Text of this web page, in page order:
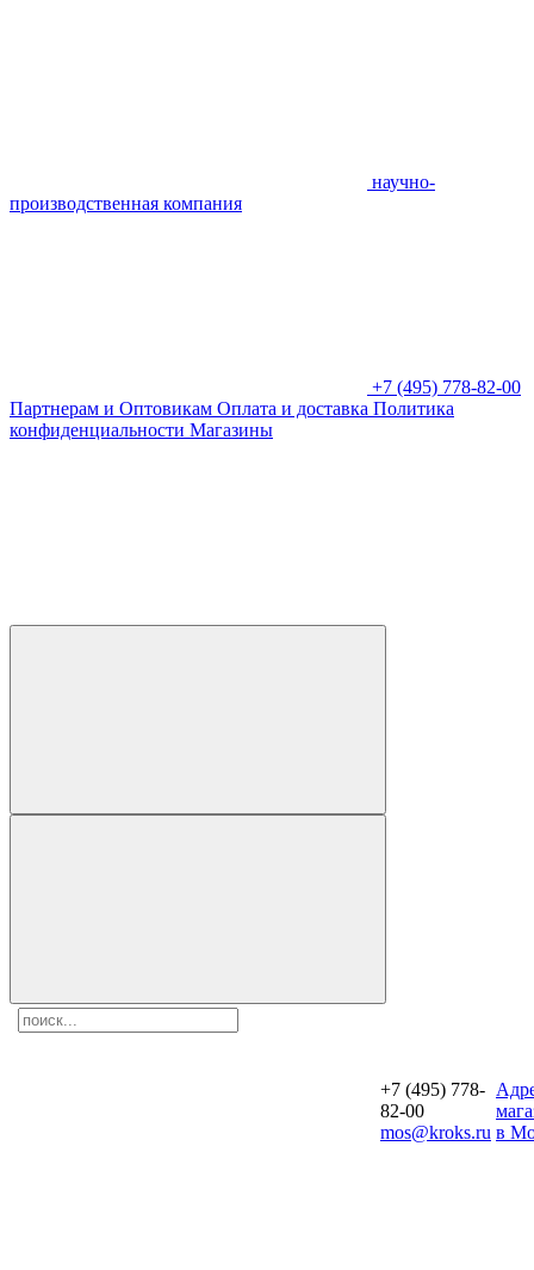
научно-
производственная компания
+7 (495) 778-82-00
Партнерам и Оптовикам Оплата и доставка Политика
конфиденциальности Магазины
+7 (495) 778-
82-00
mos@kroks.ru в